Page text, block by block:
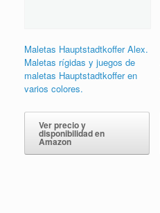
Maletas Hauptstadtkoffer Alex.
Maletas rígidas y juegos de
maletas Hauptstadtkoffer en
varios colores.
Ver precio y
disponibilidad en
Amazon